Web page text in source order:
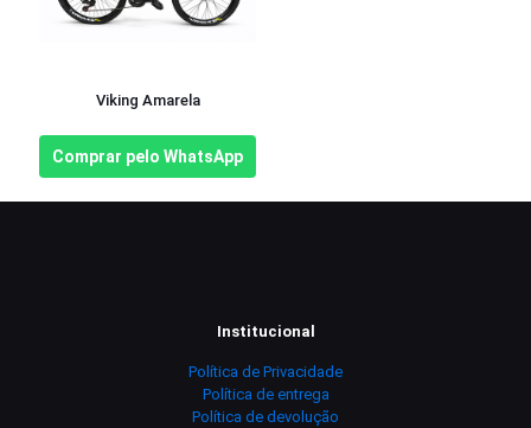
Viking Amarela
Comprar pelo WhatsApp
Institucional
Política de Privacidade
Política de entrega
Política de devolução